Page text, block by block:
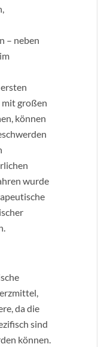
– neben
mit großen
können
wurde
da die
sind
können.